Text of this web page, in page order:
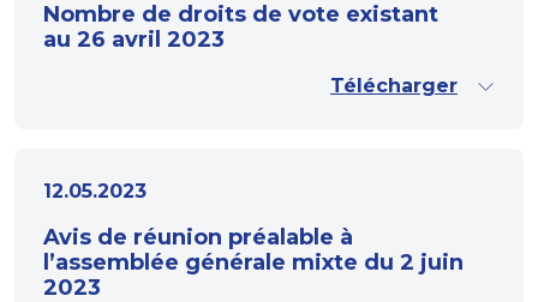
Nombre de droits de vote existant
au 26 avril 2023
Télécharger
12.05.2023
Avis de réunion préalable à
l’assemblée générale mixte du 2 juin
2023